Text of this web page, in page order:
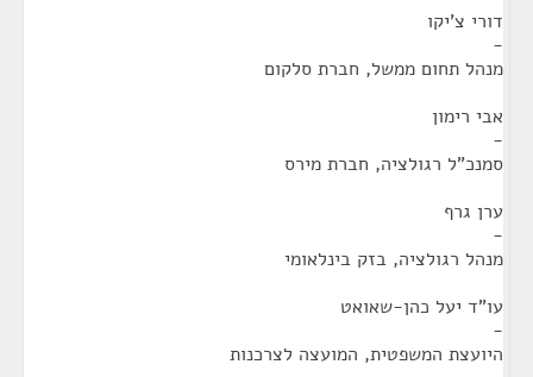
דורי צ'יקו
-
מנהל תחום ממשל, חברת סלקום
אבי רימון
-
סמנכ"ל רגולציה, חברת מירס
ערן גרף
-
מנהל רגולציה, בזק בינלאומי
עו"ד יעל כהן-שאואט
-
היועצת המשפטית, המועצה לצרכנות